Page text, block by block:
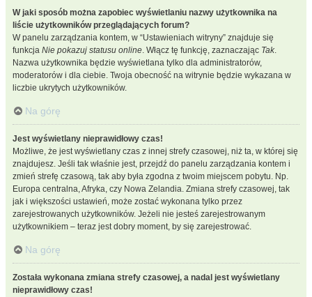
W jaki sposób można zapobiec wyświetlaniu nazwy użytkownika na
liście użytkowników przeglądających forum?
W panelu zarządzania kontem, w “Ustawieniach witryny” znajduje się
funkcja Nie pokazuj statusu online. Włącz tę funkcję, zaznaczając Tak.
Nazwa użytkownika będzie wyświetlana tylko dla administratorów,
moderatorów i dla ciebie. Twoja obecność na witrynie będzie wykazana w
liczbie ukrytych użytkowników.
Na górę
Jest wyświetlany nieprawidłowy czas!
Możliwe, że jest wyświetlany czas z innej strefy czasowej, niż ta, w której się
znajdujesz. Jeśli tak właśnie jest, przejdź do panelu zarządzania kontem i
zmień strefę czasową, tak aby była zgodna z twoim miejscem pobytu. Np.
Europa centralna, Afryka, czy Nowa Zelandia. Zmiana strefy czasowej, tak
jak i większości ustawień, może zostać wykonana tylko przez
zarejestrowanych użytkowników. Jeżeli nie jesteś zarejestrowanym
użytkownikiem – teraz jest dobry moment, by się zarejestrować.
Na górę
Została wykonana zmiana strefy czasowej, a nadal jest wyświetlany
nieprawidłowy czas!